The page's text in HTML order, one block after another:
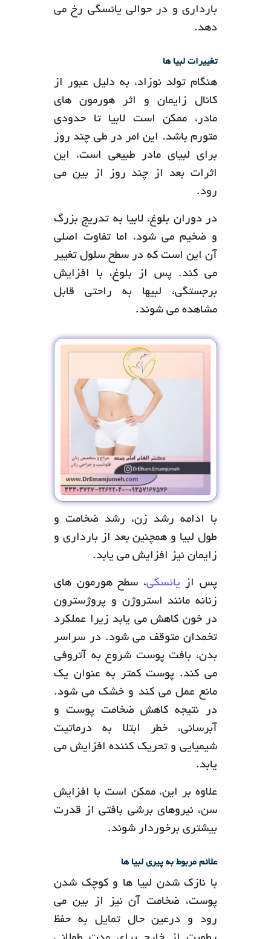
بارداری و در حوالی یائسگی رخ می
دهد.
تغییرات لبیا ها
هنگام تولد نوزاد، به دلیل عبور از
کانال زایمان و اثر هورمون های
مادر، ممکن است لابیا تا حدودی
متورم باشد. این امر در طی چند روز
برای لبیای مادر طبیعی است، این
اثرات بعد از چند روز از بین می
رود.
در دوران بلوغ، لابیا به تدریج بزرگ
و ضخیم می شود، اما تفاوت اصلی
آن این است که در سطح سلول تغییر
می کند. پس از بلوغ، با افزایش
برجستگی، لبیها به راحتی قابل
مشاهده می شوند.
با ادامه رشد زن، رشد ضخامت و
طول لبیا و همچنین بعد از بارداری و
زایمان نیز افزایش می یابد.
پس از یائسگی، سطح هورمون های
زنانه مانند استروژن و پروژسترون
در خون کاهش می یابد زیرا عملکرد
تخمدان متوقف می شود. در سراسر
بدن، بافت پوست شروع به آتروفی
می کند. پوست کمتر به عنوان یک
مانع عمل می کند و خشک می شود.
در نتیجه کاهش ضخامت پوست و
آبرسانی، خطر ابتلا به درماتیت
شیمیایی و تحریک کننده افزایش می
یابد.
علاوه بر این، ممکن است با افزایش
سن، نیروهای برشی بافتی از قدرت
بیشتری برخوردار شوند.
علائم مربوط به پیری لبیا ها
با نازک شدن لبیا ها و کوچک شدن
پوست، ضخامت آن نیز از بین می
رود و درعین حال تمایل به حفظ